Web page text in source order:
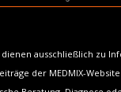
dienen ausschließlich zu
der MEDMIX-